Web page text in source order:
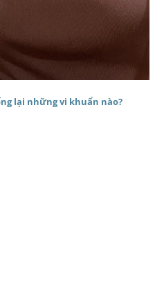
lại những vi khuẩn nào?